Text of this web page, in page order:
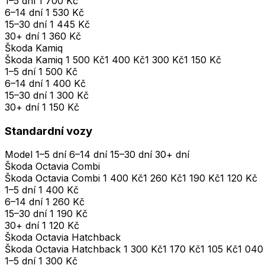
6–14 dní 1 530 Kč
15–30 dní 1 445 Kč
30+ dní 1 360 Kč
Škoda Kamiq
Škoda Kamiq 1 500 Kč1 400 Kč1 300 Kč1 150 Kč
1–5 dní 1 500 Kč
6–14 dní 1 400 Kč
15–30 dní 1 300 Kč
30+ dní 1 150 Kč
Standardní vozy
Model 1–5 dní 6–14 dní 15–30 dní 30+ dní
Škoda Octavia Combi
Škoda Octavia Combi 1 400 Kč1 260 Kč1 190 Kč1 120 Kč
1–5 dní 1 400 Kč
6–14 dní 1 260 Kč
15–30 dní 1 190 Kč
30+ dní 1 120 Kč
Škoda Octavia Hatchback
Škoda Octavia Hatchback 1 300 Kč1 170 Kč1 105 Kč1
1–5 dní 1 300 Kč